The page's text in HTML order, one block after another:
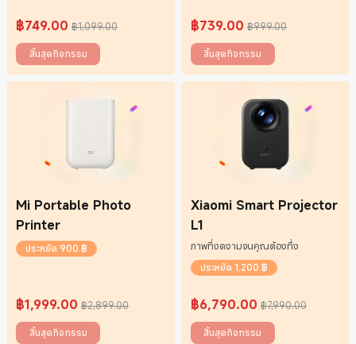
฿749.00
Current Price ฿749
฿1,099.00
ราคาโปรโมชั่น ฿1,099.00
สิ้นสุดกิจกรรม
฿739.00
Current Price ฿739
฿999.00
ราคาโปรโมชั่น ฿999.00
สิ้นสุดกิจกรรม
Mi Portable Photo
Printer
ประหยัด 900 ฿
฿1,999.00
Current Price ฿1999
฿2,899.00
ราคาโปรโมชั่น ฿2,899.00
สิ้นสุดกิจกรรม
Xiaomi Smart Projector
L1
ภาพที่งดงามจนคุณต้องทึ่ง
ประหยัด 1,200 ฿
฿6,790.00
Current Price ฿6790
฿7,990.00
ราคาโปรโมชั่น ฿7,990.00
สิ้นสุดกิจกรรม